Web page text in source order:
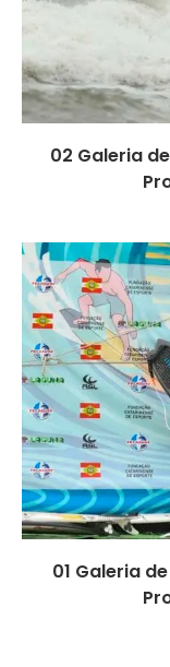
02 Galeria
01 Galeria